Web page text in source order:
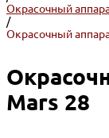
Окрасочный
/
Окрасочный
Mars 28